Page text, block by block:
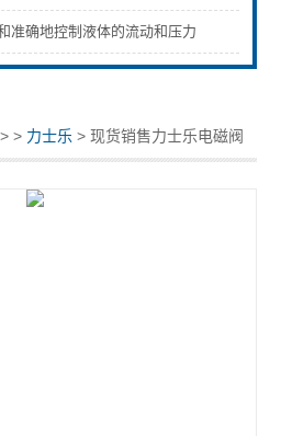
准确地控制液体的流动和压力
> > 力士乐 > 现货销售力士乐电磁阀